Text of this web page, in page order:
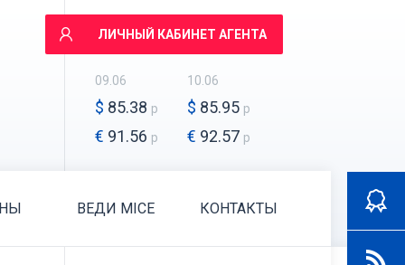
ЛИЧНЫЙ КАБИНЕТ АГЕНТА
09.06
$ 85.38 р
€ 91.56 р
10.06
$ 85.95 р
€ 92.57 р
ВЕДИ MICE КОНТАКТЫ